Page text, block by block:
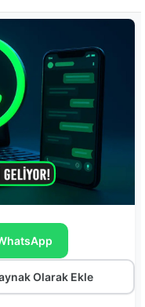
Olarak Ekle